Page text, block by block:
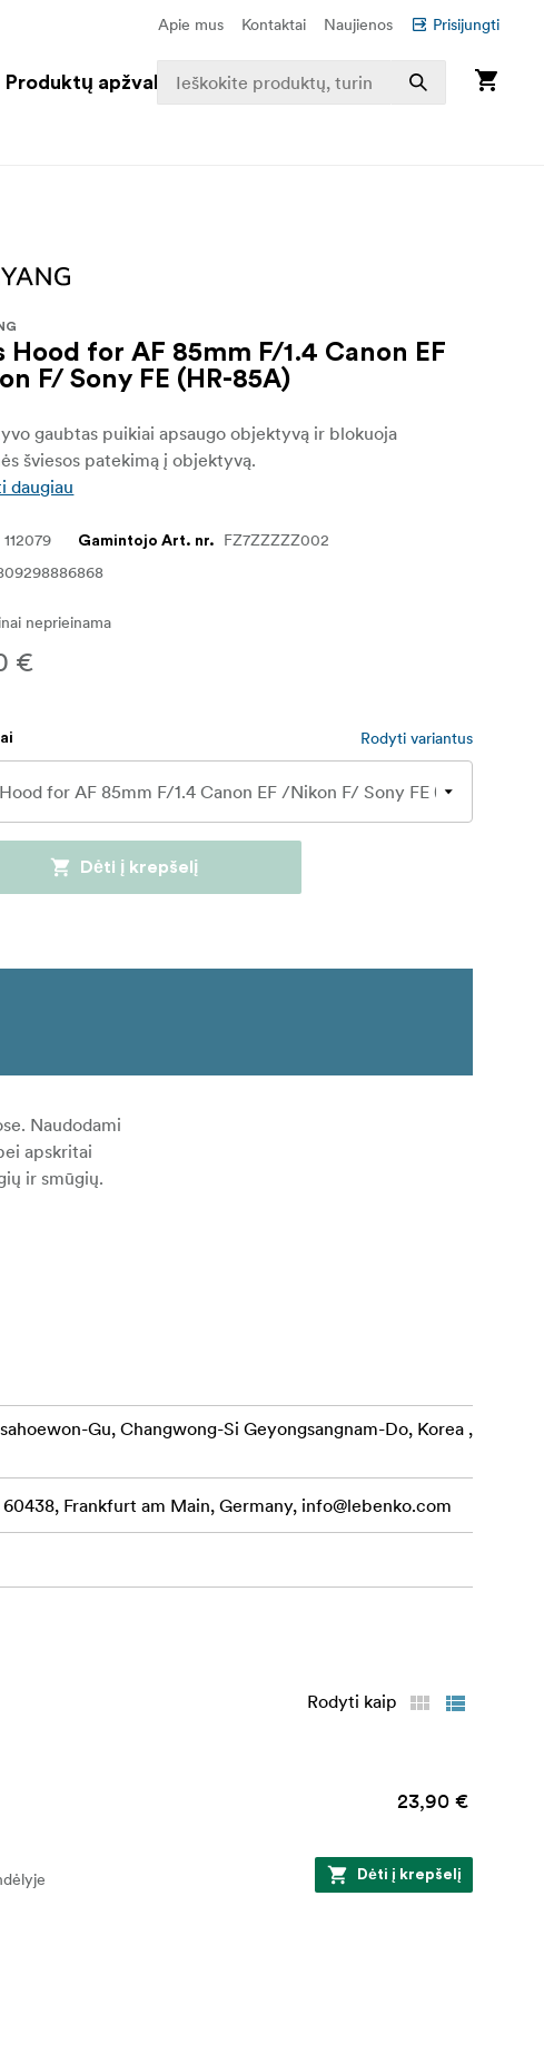
Apie mus Kontaktai Naujienos Prisijungti
Produktų apžvalga
Hood for AF 85mm F/1.4 Canon EF
F/ Sony FE (HR-85A)
gaubtas puikiai apsaugo objektyvą ir blokuoja
šviesos patekimą į objektyvą.
daugiau
112079 Gamintojo Art. nr. FZ7ZZZZZ002
neprieinama
€
Rodyti variantus
Dėti į krepšelį
Naudodami
apskritai
ir smūgių.
Gu, Changwong-Si Geyongsangnam-Do, Korea ,
Frankfurt am Main, Germany, info@lebenko.com
Rodyti kaip
23,90 €
Dėti į krepšelį